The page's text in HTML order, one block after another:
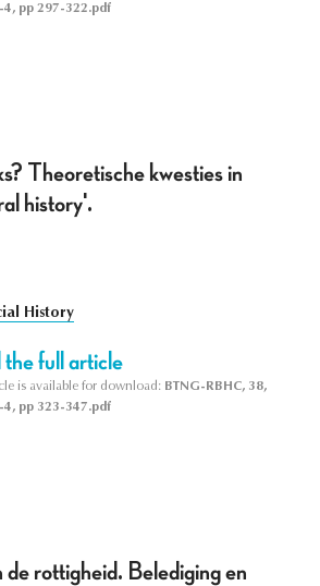
4, pp 297-322.pdf
Theoretische kwesties in
history'.
History
the full article
is available for download: BTNG-RBHC, 38,
4, pp 323-347.pdf
de rottigheid. Belediging en